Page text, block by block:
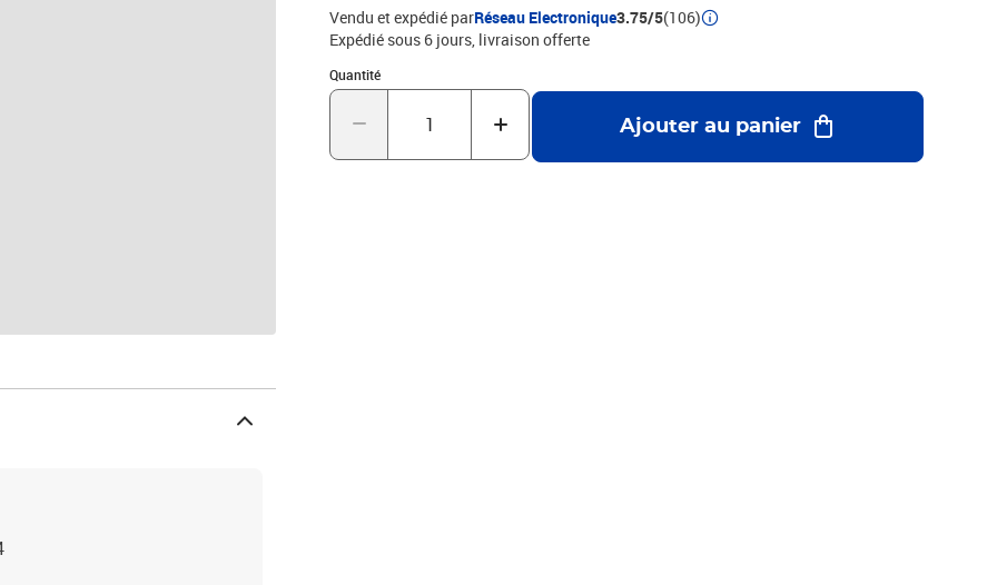
Vendu et expédié parRéseau Electronique3.75/5(106)
Expédié sous 6 jours livraison offerte
Quantité
Quantité : 1
Ajouter au panier